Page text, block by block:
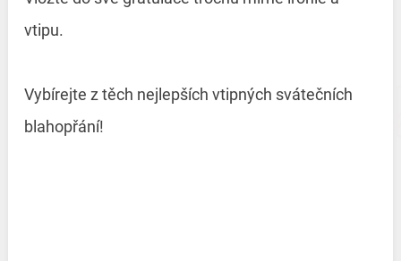
vtipu.
Vybírejte z těch nejlepších vtipných svátečních
blahopřání!